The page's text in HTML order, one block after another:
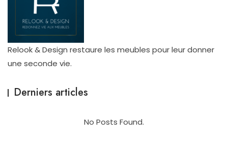
Relook & Design restaure les meubles pour leur donner
une seconde vie.
Derniers articles
No Posts Found.